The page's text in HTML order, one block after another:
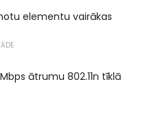
elementu vairākas
ātrumu 802.11n tīklā